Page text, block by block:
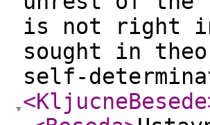
is not right in
sought in
self-
<KljucneBesede